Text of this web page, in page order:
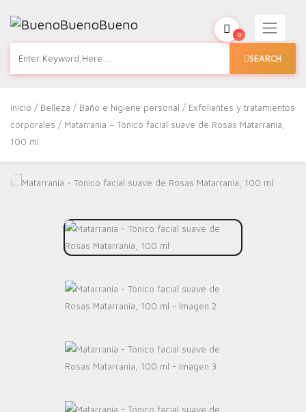
SEARCH
0
Inicio / Belleza / Baño e higiene personal / Exfoliantes y tratamientos
corporales / Matarrania – Tónico facial suave de Rosas Matarrania,
100 ml